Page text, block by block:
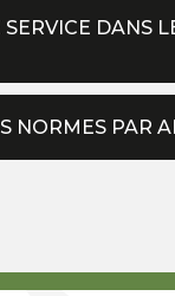
DANS
NORMES PAR